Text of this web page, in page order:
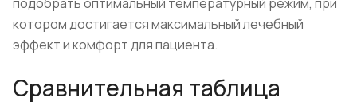
котором достигается максимальный лечебный
эффект и комфорт для пациента.
Сравнительная таблица